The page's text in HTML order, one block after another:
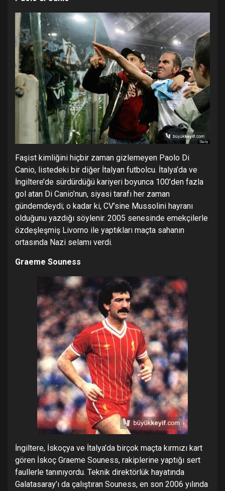
Faşist kimliğini hiçbir zaman gizlemeyen Paolo Di
Canio, listedeki bir diğer İtalyan futbolcu. İtalya’da ve
İngiltere’de sürdürdüğü kariyeri boyunca 100’den fazla
gol atan Di Canio’nun, siyasi tarafı her zaman
gündemdeydi; o kadar ki, CV’sine Mussolini hayranı
olduğunu yazdığı söylenir. 2005 senesinde emekçilerle
özdeşleşmiş Livorno ile yaptıkları maçta sahanın
ortasında Nazi selamı verdi.
Graeme Souness
İngiltere, İskoçya ve İtalya’da birçok maçta kırmızı kart
gören İskoç Graeme Souness, rakiplerine yaptığı sert
faullerle tanınıyordu. Teknik direktörlük hayatında
Galatasaray’ı da çalıştıran Souness, en son 2006 yılında